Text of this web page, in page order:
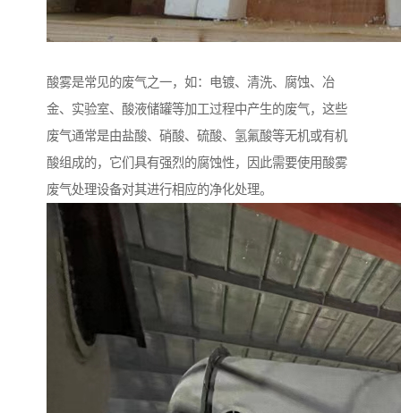
酸雾是常见的废气之一，如：电镀、清洗、腐蚀、冶
金、实验室、酸液储罐等加工过程中产生的废气，这些
废气通常是由盐酸、硝酸、硫酸、氢氟酸等无机或有机
酸组成的，它们具有强烈的腐蚀性，因此需要使用酸雾
废气处理设备对其进行相应的净化处理。